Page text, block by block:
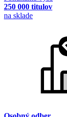
250 000 titulov
na sklade